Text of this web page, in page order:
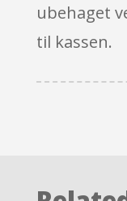
ubehaget
til kassen.